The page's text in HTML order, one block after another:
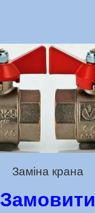
Заміна крана
Замовити